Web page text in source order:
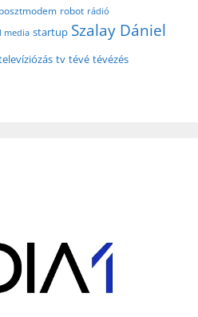
posztmodem robot rádió
media startup Szalay Dániel
tv tévé tévézés